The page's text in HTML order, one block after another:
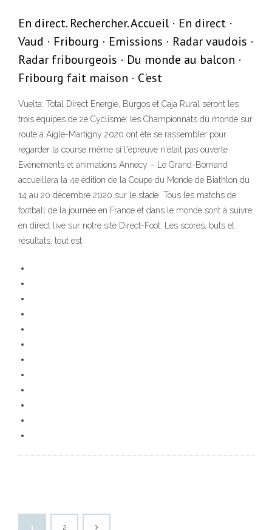
En direct. Rechercher. Accueil · En direct ·
Vaud · Fribourg · Emissions · Radar vaudois ·
Radar fribourgeois · Du monde au balcon ·
Fribourg fait maison · C'est
Vuelta: Total Direct Energie, Burgos et Caja Rural seront les
trois équipes de 2e Cyclisme: les Championnats du monde sur
route à Aigle-Martigny 2020 ont été se rassembler pour
regarder la course même si l'épreuve n'était pas ouverte
Evénements et animations Annecy – Le Grand-Bornand
accueillera la 4e édition de la Coupe du Monde de Biathlon du
14 au 20 décembre 2020 sur le stade Tous les matchs de
football de la journée en France et dans le monde sont à suivre
en direct live sur notre site Direct-Foot. Les scores, buts et
résultats, tout est
1 2